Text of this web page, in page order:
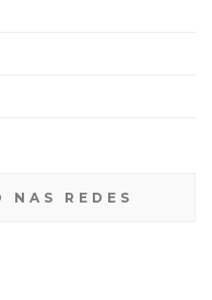
NAS REDES